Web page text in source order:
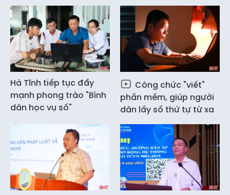
Hà Tĩnh tiếp tục đẩy
mạnh phong trào "Bình
dân học vụ số"
Công chức "viết"
phần mềm, giúp người
dân lấy số thứ tự từ xa